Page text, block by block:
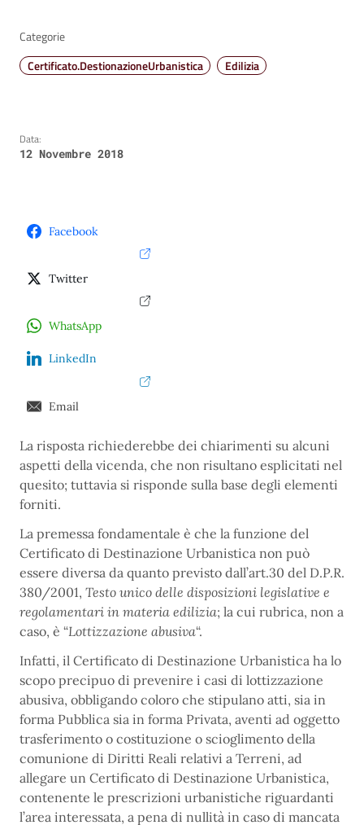
Categorie
Certificato.DestionazioneUrbanistica
Edilizia
Data:
12 Novembre 2018
Facebook
Twitter
WhatsApp
LinkedIn
Email
La risposta richiederebbe dei chiarimenti su alcuni
aspetti della vicenda, che non risultano esplicitati nel
quesito; tuttavia si risponde sulla base degli elementi
forniti.
La premessa fondamentale è che la funzione del
Certificato di Destinazione Urbanistica non può
essere diversa da quanto previsto dall’art.30 del D.P.R.
380/2001, Testo unico delle disposizioni legislative e
regolamentari in materia edilizia; la cui rubrica, non a
caso, è “Lottizzazione abusiva“.
Infatti, il Certificato di Destinazione Urbanistica ha lo
scopo precipuo di prevenire i casi di lottizzazione
abusiva, obbligando coloro che stipulano atti, sia in
forma Pubblica sia in forma Privata, aventi ad oggetto
trasferimento o costituzione o scioglimento della
comunione di Diritti Reali relativi a Terreni, ad
allegare un Certificato di Destinazione Urbanistica,
contenente le prescrizioni urbanistiche riguardanti
l’area interessata, a pena di nullità in caso di mancata